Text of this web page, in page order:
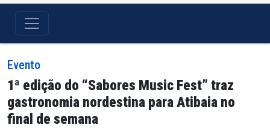
Evento
1ª edição do “Sabores Music Fest” traz
gastronomia nordestina para Atibaia no
final de semana